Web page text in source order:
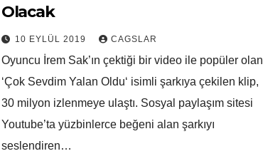
Olacak
10 EYLÜL 2019 CAGSLAR
Oyuncu İrem Sak’ın çektiği bir video ile popüler olan
‘Çok Sevdim Yalan Oldu‘ isimli şarkıya çekilen klip,
30 milyon izlenmeye ulaştı. Sosyal paylaşım sitesi
Youtube’ta yüzbinlerce beğeni alan şarkıyı
seslendiren…